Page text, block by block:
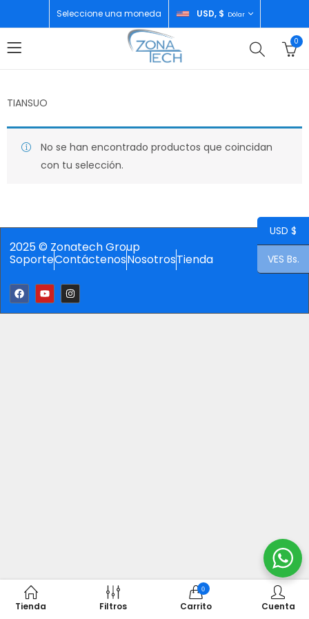
Seleccione una moneda USD, $ Dólar
0
TIANSUO
No se han encontrado productos que coincidan
con tu selección.
2025 © Zonatech Group
SoporteContáctenosNosotrosTienda
Tienda Filtros
0
Carrito Cuenta
USD $
VES Bs.